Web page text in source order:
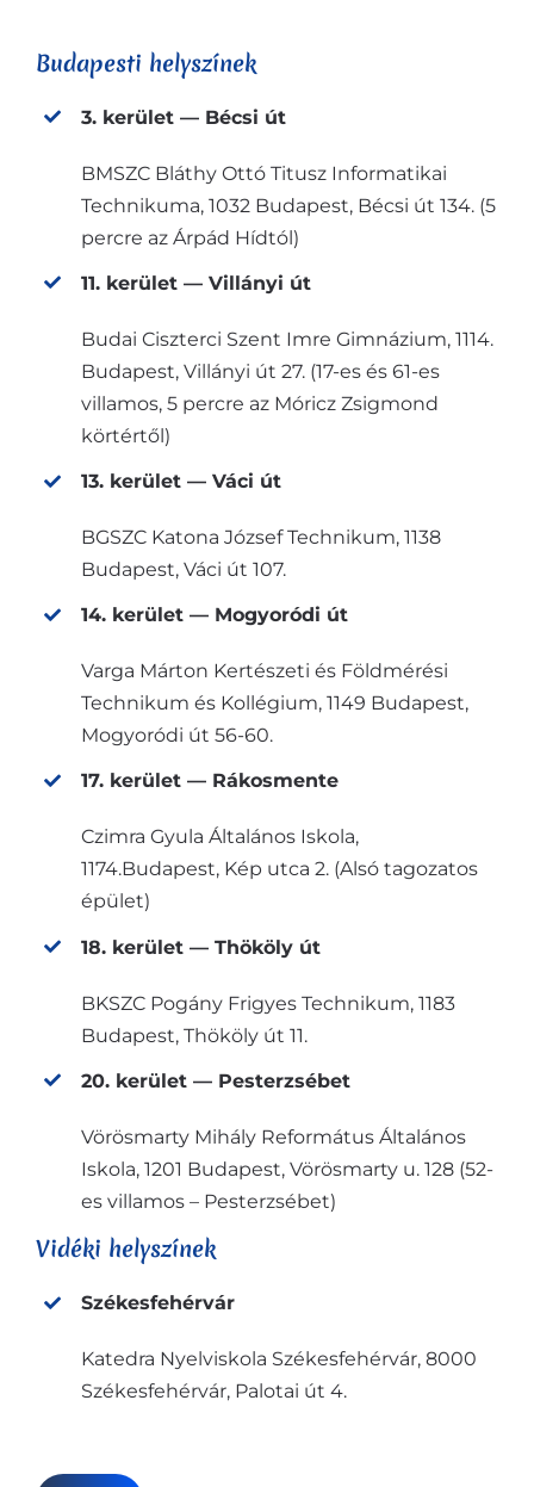
Budapesti helyszínek
3. kerület — Bécsi út
BMSZC Bláthy Ottó Titusz Informatikai
Technikuma, 1032 Budapest, Bécsi út 134. (5
percre az Árpád Hídtól)
11. kerület — Villányi út
Budai Ciszterci Szent Imre Gimnázium, 1114.
Budapest, Villányi út 27. (17-es és 61-es
villamos, 5 percre az Móricz Zsigmond
körtértől)
13. kerület — Váci út
BGSZC Katona József Technikum, 1138
Budapest, Váci út 107.
14. kerület — Mogyoródi út
Varga Márton Kertészeti és Földmérési
Technikum és Kollégium, 1149 Budapest,
Mogyoródi út 56-60.
17. kerület — Rákosmente
Czimra Gyula Általános Iskola,
1174.Budapest, Kép utca 2. (Alsó tagozatos
épület)
18. kerület — Thököly út
BKSZC Pogány Frigyes Technikum, 1183
Budapest, Thököly út 11.
20. kerület — Pesterzsébet
Vörösmarty Mihály Református Általános
Iskola, 1201 Budapest, Vörösmarty u. 128 (52-
es villamos – Pesterzsébet)
Vidéki helyszínek
Székesfehérvár
Katedra Nyelviskola Székesfehérvár, 8000
Székesfehérvár, Palotai út 4.